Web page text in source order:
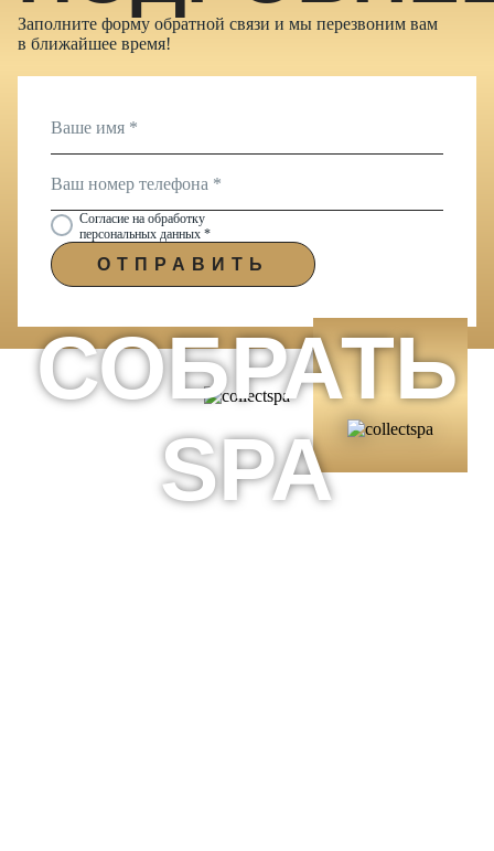
Заполните форму обратной связи и мы перезвоним вам
в ближайшее время!
Согласие на обработку
персональных данных *
ОТПРАВИТЬ
СОБРАТЬ
SPA